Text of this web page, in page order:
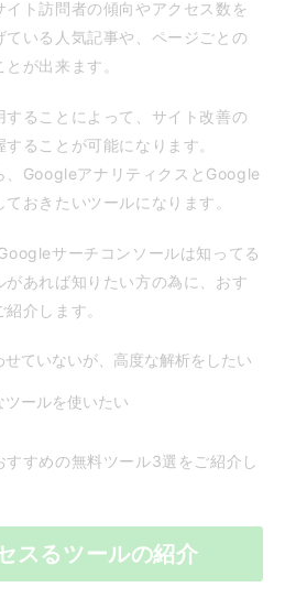
イト訪問者の傾向やアクセス数を
いる人気記事や、ページごとの
が出来ます。
することによって、サイト改善の
ることが可能になります。
、GoogleアナリティクスとGoogle
おきたいツールになります。
サーチコンソールは知ってる
あれば知りたい方の為に、おす
介します。
ていないが、高度な解析をしたい
ツールを使いたい
すすめの無料ツール3選をご紹介し
スるツールの紹介